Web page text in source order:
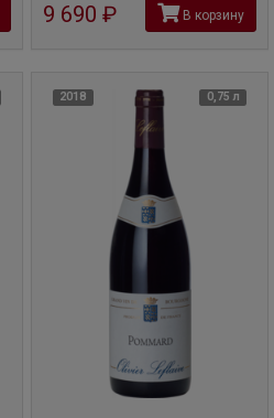
9 690 руб В корзину
2018 0,75 л